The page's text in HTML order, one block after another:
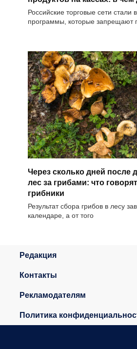
Российские торговые сети стали
программы, которые запрещают
Через сколько дней после
лес за грибами: что
грибники
Результат сбора грибов в лесу
календаре, а от того
Редакция
Контакты
Рекламодателям
Политика